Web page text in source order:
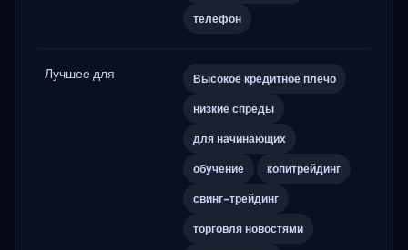
телефон
Лучшее для Высокое кредитное плечо
низкие спреды
для начинающих
обучение копитрейдинг
свинг-трейдинг
торговля новостями